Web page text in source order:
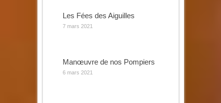
Les Fées des Aiguilles
7 mars 2021
Manœuvre de nos Pompiers
6 mars 2021